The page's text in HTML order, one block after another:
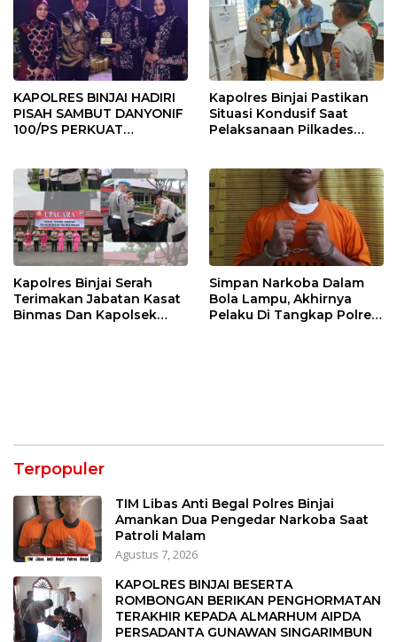
KAPOLRES BINJAI HADIRI
PISAH SAMBUT DANYONIF
100/PS PERKUAT
Kapolres Binjai Pastikan
Situasi Kondusif Saat
Pelaksanaan Pilkades
Kapolres Binjai Serah
Terimakan Jabatan Kasat
Binmas Dan Kapolsek
Simpan Narkoba Dalam
Bola Lampu, Akhirnya
Pelaku Di Tangkap Polres
Terpopuler
TIM Libas Anti Begal Polres Binjai
Amankan Dua Pengedar Narkoba Saat
Patroli Malam
Agustus 7, 2026
KAPOLRES BINJAI BESERTA
ROMBONGAN BERIKAN PENGHORMATAN
TERAKHIR KEPADA ALMARHUM AIPDA
PERSADANTA GUNAWAN SINGARIMBUN